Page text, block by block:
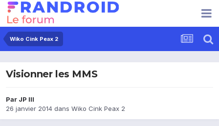
Wiko Cink Peax 2
Visionner les MMS
Par JP III
26 janvier 2014 dans Wiko Cink Peax 2